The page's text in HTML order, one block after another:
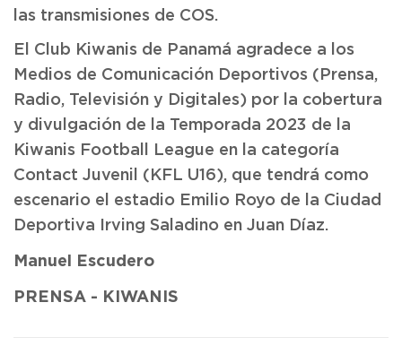
las transmisiones de COS.
El Club Kiwanis de Panamá agradece a los
Medios de Comunicación Deportivos (Prensa,
Radio, Televisión y Digitales) por la cobertura
y divulgación de la Temporada 2023 de la
Kiwanis Football League en la categoría
Contact Juvenil (KFL U16), que tendrá como
escenario el estadio Emilio Royo de la Ciudad
Deportiva Irving Saladino en Juan Díaz.
Manuel Escudero
PRENSA - KIWANIS